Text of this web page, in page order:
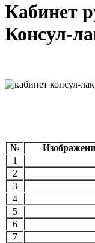
Кабинет
Консул-
№
1
2
3
4
5
6
7